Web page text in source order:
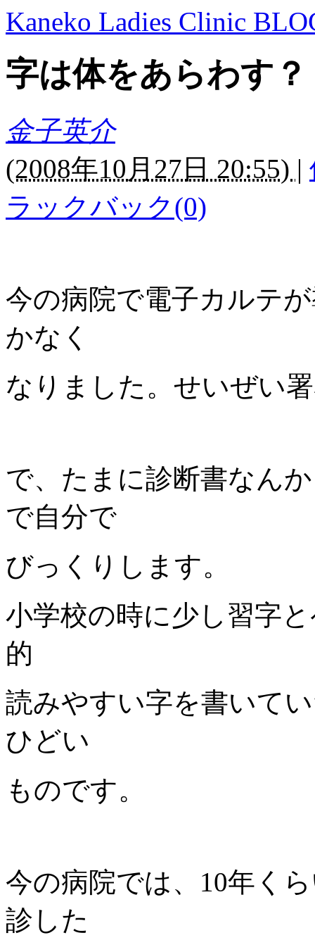
Kaneko Ladies Clinic
字は体をあらわす？
金子英介
(2008年10月27日 20:55) |
ラックバック(0)
今の病院で電子カルテ
かなく
なりました。せいぜい
で、たまに診断書なん
で自分で
びっくりします。
小学校の時に少し習字
的
読みやすい字を書いて
ひどい
ものです。
今の病院では、10年く
診した